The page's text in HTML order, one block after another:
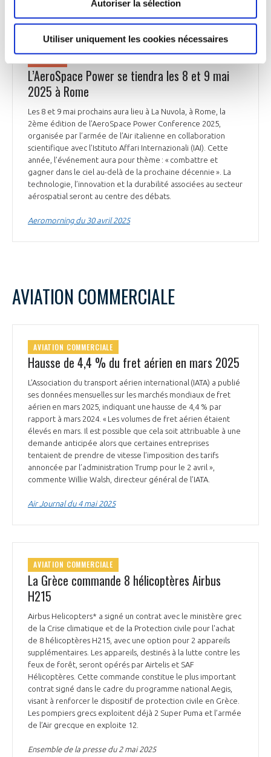
Autoriser la sélection
Utiliser uniquement les cookies nécessaires
L’AeroSpace Power se tiendra les 8 et 9 mai
2025 à Rome
Les 8 et 9 mai prochains aura lieu à La Nuvola, à Rome, la
2ème édition de l’AeroSpace Power Conference 2025,
organisée par l’armée de l’Air italienne en collaboration
scientifique avec l’Istituto Affari Internazionali (IAI). Cette
année, l’événement aura pour thème : « combattre et
gagner dans le ciel au-delà de la prochaine décennie ». La
technologie, l’innovation et la durabilité associées au secteur
aérospatial seront au centre des débats.
Aeromorning du 30 avril 2025
AVIATION COMMERCIALE
AVIATION COMMERCIALE
Hausse de 4,4 % du fret aérien en mars 2025
L’Association du transport aérien international (IATA) a publié
ses données mensuelles sur les marchés mondiaux de fret
aérien en mars 2025, indiquant une hausse de 4,4 % par
rapport à mars 2024. « Les volumes de fret aérien étaient
élevés en mars. Il est possible que cela soit attribuable à une
demande anticipée alors que certaines entreprises
tentaient de prendre de vitesse l’imposition des tarifs
annoncée par l’administration Trump pour le 2 avril »,
commente Willie Walsh, directeur général de l’IATA.
Air Journal du 4 mai 2025
AVIATION COMMERCIALE
La Grèce commande 8 hélicoptères Airbus
H215
Airbus Helicopters* a signé un contrat avec le ministère grec
de la Crise climatique et de la Protection civile pour l'achat
de 8 hélicoptères H215, avec une option pour 2 appareils
supplémentaires. Les appareils, destinés à la lutte contre les
feux de forêt, seront opérés par Airtelis et SAF
Hélicoptères. Cette commande constitue le plus important
contrat signé dans le cadre du programme national Aegis,
visant à renforcer le dispositif de protection civile en Grèce.
Les pompiers grecs exploitent déjà 2 Super Puma et l’armée
de l’Air grecque en exploite 12.
Ensemble de la presse du 2 mai 2025